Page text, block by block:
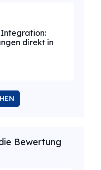
direkt in
Bewertung